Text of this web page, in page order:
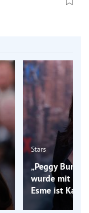
Stars
„Peggy
wurde mit 52
Esme ist